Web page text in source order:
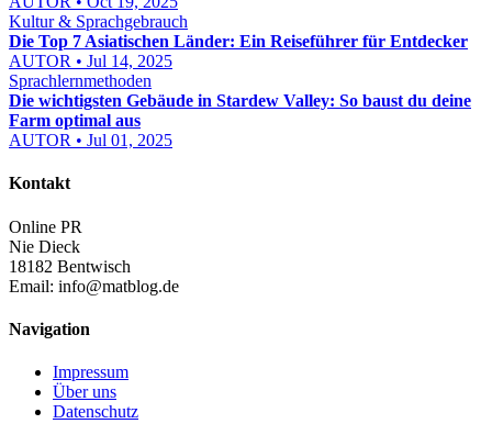
Kultur & Sprachgebrauch
Die Top 7 Asiatischen Länder: Ein Reiseführer für Entdecker
AUTOR • Jul 14, 2025
Sprachlernmethoden
Die wichtigsten Gebäude in Stardew Valley: So baust du deine
Farm optimal aus
AUTOR • Jul 01, 2025
Kontakt
Online PR
Nie Dieck
18182 Bentwisch
Email: info@matblog.de
Navigation
Impressum
Über uns
Datenschutz